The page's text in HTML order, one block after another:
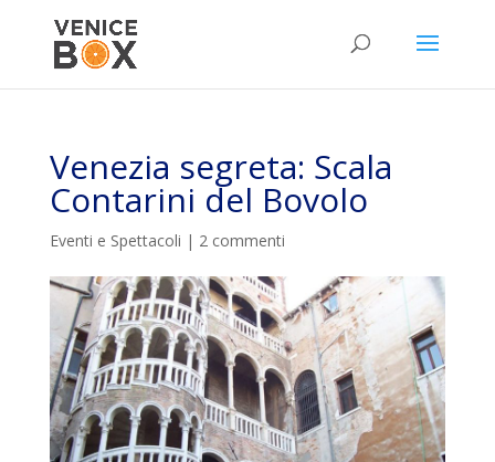
Venezia segreta: Scala
Contarini del Bovolo
Eventi e Spettacoli | 2 commenti